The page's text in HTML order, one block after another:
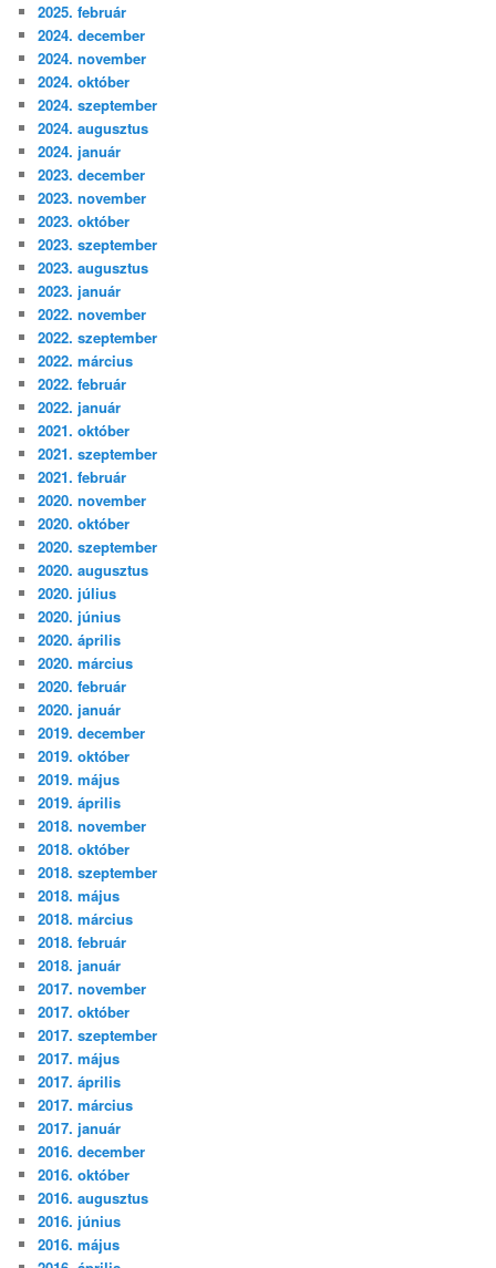
2025. február
2024. december
2024. november
2024. október
2024. szeptember
2024. augusztus
2024. január
2023. december
2023. november
2023. október
2023. szeptember
2023. augusztus
2023. január
2022. november
2022. szeptember
2022. március
2022. február
2022. január
2021. október
2021. szeptember
2021. február
2020. november
2020. október
2020. szeptember
2020. augusztus
2020. július
2020. június
2020. április
2020. március
2020. február
2020. január
2019. december
2019. október
2019. május
2019. április
2018. november
2018. október
2018. szeptember
2018. május
2018. március
2018. február
2018. január
2017. november
2017. október
2017. szeptember
2017. május
2017. április
2017. március
2017. január
2016. december
2016. október
2016. augusztus
2016. június
2016. május